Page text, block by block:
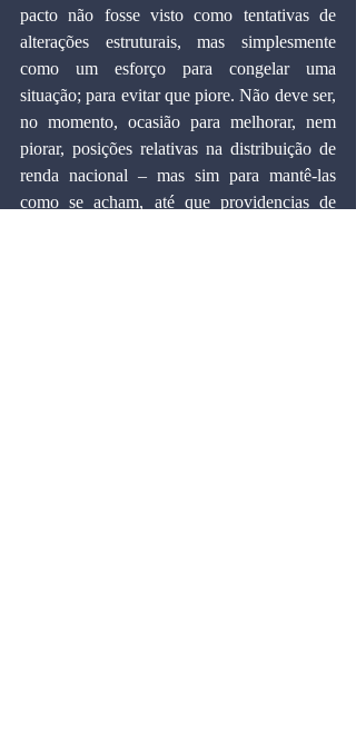
pacto não fosse visto como tentativas de
alterações estruturais, mas simplesmente
como um esforço para congelar uma
situação; para evitar que piore. Não deve ser,
no momento, ocasião para melhorar, nem
piorar, posições relativas na distribuição de
renda nacional – mas sim para mantê-las
como se acham, até que providencias de